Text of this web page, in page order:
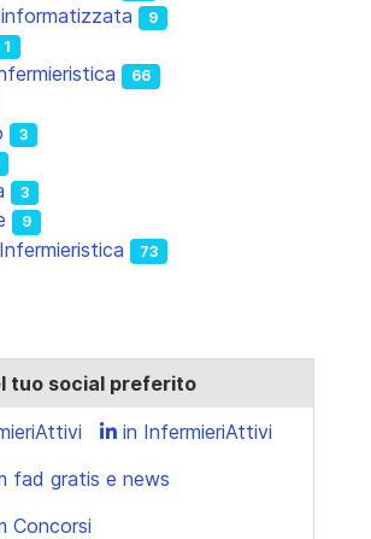
9
1
66
3
3
9
73
tuo social preferito
in InfermieriAttivi
fad gratis e news
Concorsi